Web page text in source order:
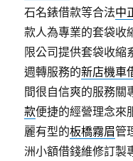
石名錶借款等合法中
款人為專業的套袋收
限公司提供套袋收縮
週轉服務的新店機車
間很自信爽的服務關
款便捷的經營理念來
麗有型的板橋霧眉管
洲小額借錢維修訂製